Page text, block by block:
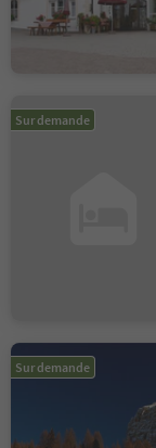
Sur demande
Sur demande